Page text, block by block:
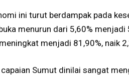
ini turut berdampak pada
menurun dari 5,60%
menjadi 81,90%, naik
Sumut dinilai sangat